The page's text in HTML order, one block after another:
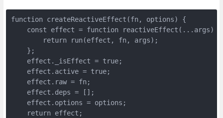
function createReactiveEffect(fn, options) {
    const effect = function reactiveEffect(...args) {
        return run(effect, fn, args);
    };
    effect._isEffect = true;
    effect.active = true;
    effect.raw = fn;
    effect.deps = [];
    effect.options = options;
    return effect;